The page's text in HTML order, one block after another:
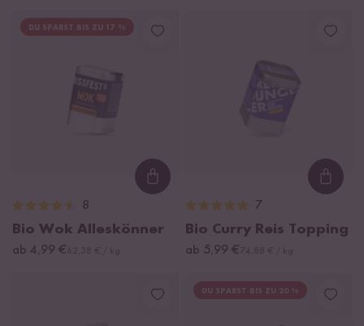
DU SPARST BIS ZU 17 %
Loading...
8
Bio Wok Alleskönner
ab 4,99 €
7
Bio Curry Reis Topping
ab 5,99 €
DU SPARST BIS ZU 20 %